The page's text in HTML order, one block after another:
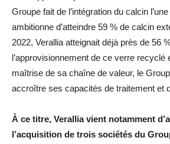
Groupe fait de l’intégration du calcin
ambitionne d’atteindre 59 % de calcin
2022, Verallia atteignait déjà près de 56
l’approvisionnement de ce verre recyclé
maîtrise de sa chaîne de valeur, le
accroître ses capacités de traitement et
À ce titre, Verallia vient notamment
l’acquisition de trois sociétés du